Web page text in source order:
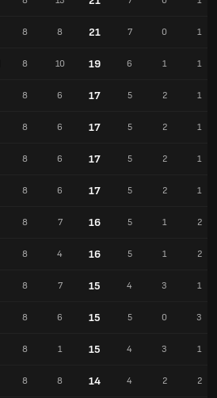
8 8 21 7 0 1
8 10 19 6 1 1
8 6 17 5 2 1
8 6 17 5 2 1
8 6 17 5 2 1
8 6 17 5 2 1
8 7 16 5 1 2
8 4 16 5 1 2
8 7 15 4 3 1
8 6 15 5 0 3
8 1 15 4 3 1
8 8 14 4 2 2